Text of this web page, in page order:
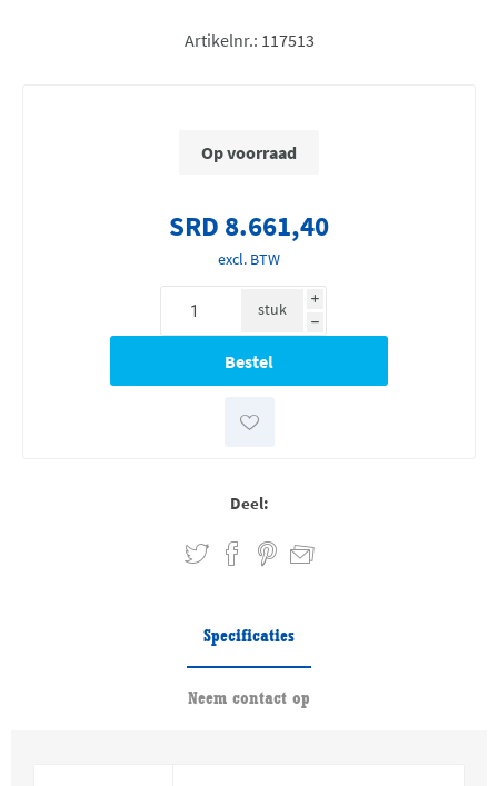
Artikelnr.: 117513
Op voorraad
SRD 8.661,40
excl. BTW
i
h
stuk
Deel:
Specificaties
Neem contact op